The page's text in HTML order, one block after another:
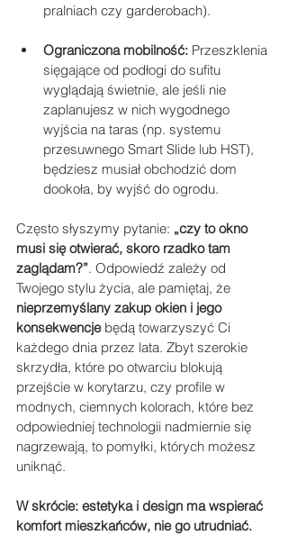
pralniach czy garderobach).
Ograniczona mobilność: Przeszklenia
sięgające od podłogi do sufitu
wyglądają świetnie, ale jeśli nie
zaplanujesz w nich wygodnego
wyjścia na taras (np. systemu
przesuwnego Smart Slide lub HST),
będziesz musiał obchodzić dom
dookoła, by wyjść do ogrodu.
Często słyszymy pytanie: „czy to okno
musi się otwierać, skoro rzadko tam
zaglądam?”. Odpowiedź zależy od
Twojego stylu życia, ale pamiętaj, że
nieprzemyślany zakup okien i jego
konsekwencje będą towarzyszyć Ci
każdego dnia przez lata. Zbyt szerokie
skrzydła, które po otwarciu blokują
przejście w korytarzu, czy profile w
modnych, ciemnych kolorach, które bez
odpowiedniej technologii nadmiernie się
nagrzewają, to pomyłki, których możesz
uniknąć.
W skrócie: estetyka i design ma wspierać
komfort mieszkańców, nie go utrudniać.